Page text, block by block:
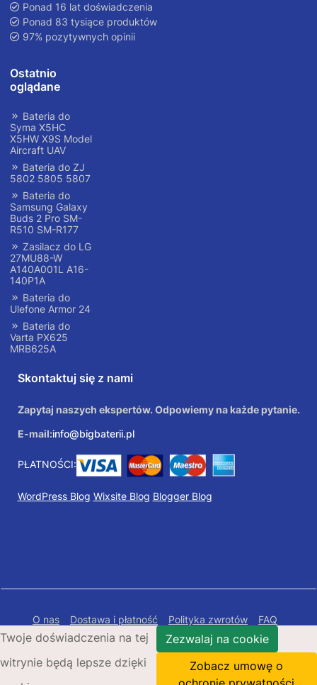
Ponad 16 lat doświadczenia
Ponad 83 tysiące produktów
97% pozytywnych opinii
Ostatnio
oglądane
Bateria do
Syma X5HC
X5HW X9S Model
Aircraft UAV
Bateria do ZJ
5802 5805 5807
Bateria do
Samsung Galaxy
Buds 2 Pro SM-
R510 SM-R177
Zasilacz do LG
27MU88-W
A140A001L A16-
140P1A
Bateria do
Ulefone Armor 24
Bateria do
Varta PX625
MRB625A
Skontaktuj się z nami
Zapytaj naszych ekspertów. Odpowiemy na każde pytanie.
E-mail:info@bigbaterii.pl
PŁATNOŚCI:
WordPress Blog Wixsite Blog Blogger Blog
O nas Dostawa i płatność Polityka zwrotów
FAQ
Polityka prywatności
Mapa Strony
Copyright © 2026 Bigbaterii.pl. Wszelkie prawa
zastrzeżone.
Twoje doświadczenia na tej
witrynie będą lepsze dzięki
Zezwalaj na cookie
Zobacz umowę o